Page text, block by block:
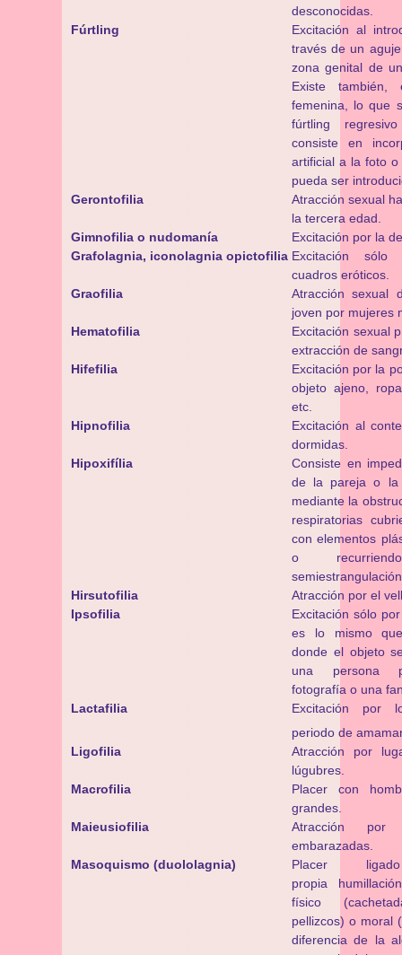
desconocidas.
Fúrtling
Excitación al
través de un
zona genital de
Existe
femenina, lo que
fúrtling
consiste en
artificial a la foto
pueda ser
Gerontofilia
Atracción sexual
la tercera edad.
Gimnofilia o nudomanía
Excitación por la
Grafolagnia, iconolagnia opictofilia Excitación
cuadros eróticos.
Graofilia
Atracción sexual
joven por mujeres
Hematofilia
Excitación sexual
extracción de
Hifefilia
Excitación por la
objeto ajeno,
etc.
Hipnofilia
Excitación al
dormidas.
Hipoxifília
Consiste en
de la pareja o la
mediante la
respiratorias
con elementos
o
Hirsutofilia
Atracción por el
Ipsofilia
Excitación sólo
es lo mismo
donde el objeto
una persona
fotografía o una
Lactafilia
Excitación por
periodo de
Ligofilia
Atracción por
lúgubres.
Macrofilia
Placer con
grandes.
Maieusiofilia
Atracción por
embarazadas.
Masoquismo (duololagnia)
Placer
propia
físico
pellizcos) o moral
diferencia de la